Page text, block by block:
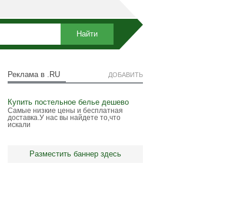
Реклама в .RU ДОБАВИТЬ
Купить постельное белье дешево
Самые низкие цены и бесплатная
доставка.У нас вы найдете то,что
искали
Разместить баннер здесь